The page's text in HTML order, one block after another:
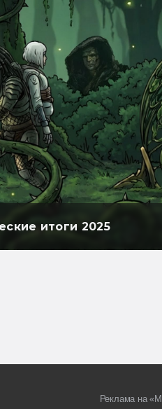
итоги 2025
Реклама на